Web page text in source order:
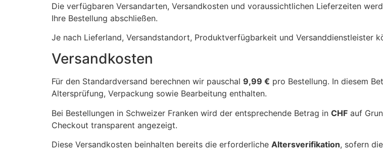
Die verfügbaren Versandarten, Versandkosten und voraussichtlichen Lieferzeiten
Ihre Bestellung abschließen.
Je nach Lieferland, Versandstandort, Produktverfügbarkeit und Versanddienstleister
Versandkosten
Für den Standardversand berechnen wir pauschal 9,99 € pro Bestellung. In diesem
Altersprüfung, Verpackung sowie Bearbeitung enthalten.
Bei Bestellungen in Schweizer Franken wird der entsprechende Betrag in CHF auf
Checkout transparent angezeigt.
Diese Versandkosten beinhalten bereits die erforderliche Altersverifikation, sofern